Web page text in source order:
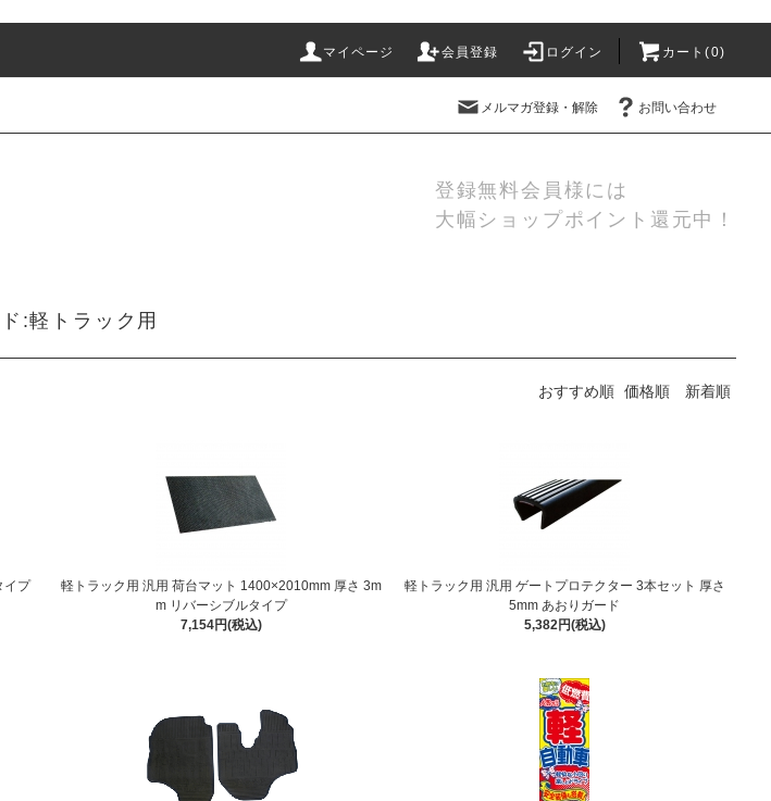
マイページ 会員登録 ログイン カート(0)
メルマガ登録・解除 お問い合わせ
登録無料会員様には
大幅ショップポイント還元中！
:軽トラック用
おすすめ順 価格順 新着順
イプ
軽トラック用 汎用 荷台マット 1400×2010mm 厚さ 3m
m リバーシブルタイプ
7,154円(税込)
軽トラック用 汎用 ゲートプロテクター 3本セット 厚さ
5mm あおりガード
5,382円(税込)